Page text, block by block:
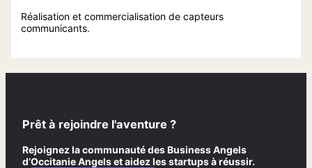
Réalisation et commercialisation de capteurs
communicants.
Prêt à rejoindre l'aventure ?
Rejoignez la communauté des Business Angels
d’Occitanie Angels et aidez les startups à réussir.